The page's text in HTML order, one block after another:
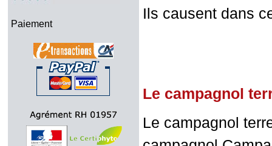
Paiement
Ils causent dans
Le campagnol
Le campagnol